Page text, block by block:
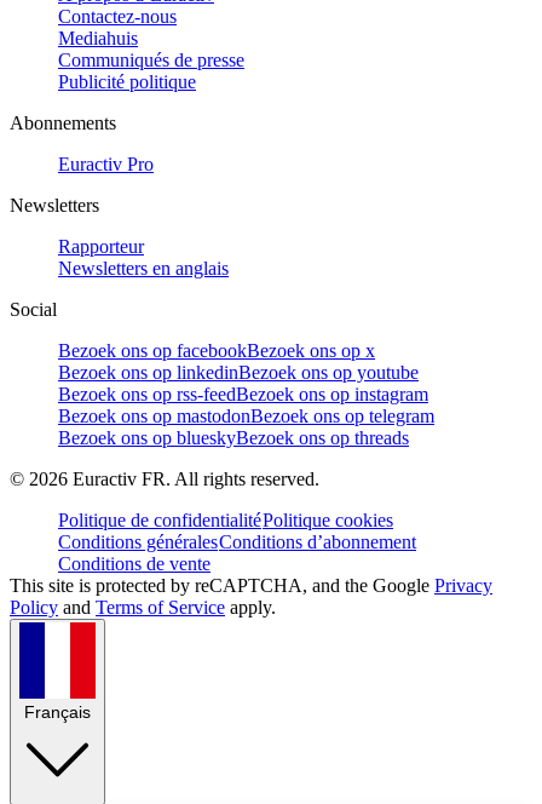
Contactez-nous
Mediahuis
Communiqués de presse
Publicité politique
Abonnements
Euractiv Pro
Newsletters
Rapporteur
Newsletters en anglais
Social
Bezoek ons op facebookBezoek ons op x
Bezoek ons op linkedinBezoek ons op youtube
Bezoek ons op rss-feedBezoek ons op instagram
Bezoek ons op mastodonBezoek ons op telegram
Bezoek ons op blueskyBezoek ons op threads
© 2026 Euractiv FR. All rights reserved.
Politique de confidentialitéPolitique cookies
Conditions généralesConditions d’abonnement
Conditions de vente
This site is protected by reCAPTCHA, and the Google Privacy
Policy and Terms of Service apply.
Français